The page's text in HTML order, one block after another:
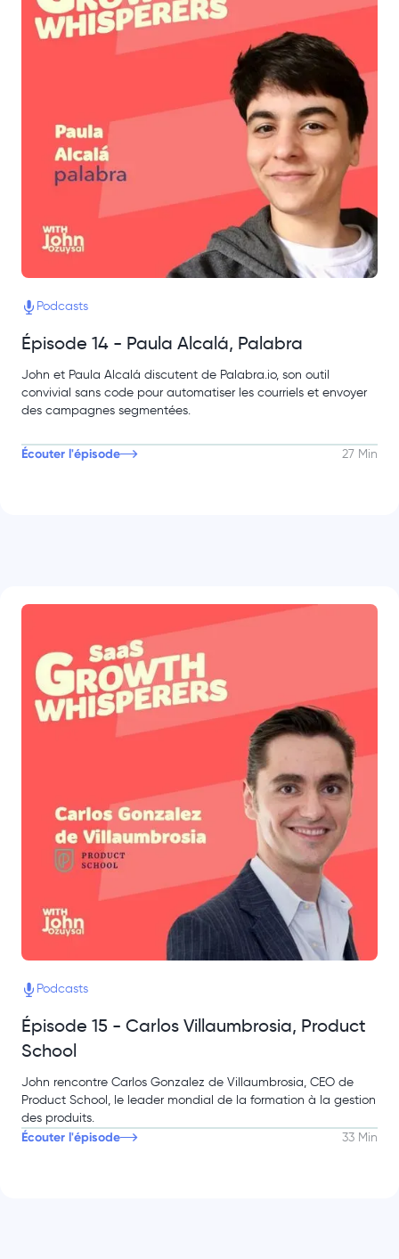
Podcasts
Épisode 14 - Paula Alcalá, Palabra
John et Paula Alcalá discutent de Palabra.io, son outil
convivial sans code pour automatiser les courriels et envoyer
des campagnes segmentées.
Écouter l'épisode 27 Min
Podcasts
Épisode 15 - Carlos Villaumbrosia, Product
School
John rencontre Carlos Gonzalez de Villaumbrosia, CEO de
Product School, le leader mondial de la formation à la gestion
des produits.
Écouter l'épisode
33 Min